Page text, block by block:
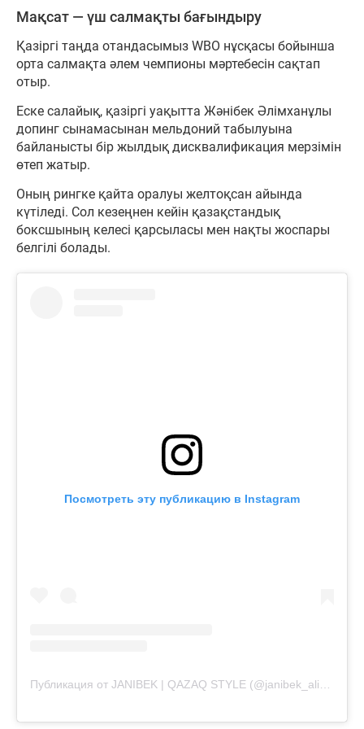
Мақсат — үш салмақты бағындыру
Қазіргі таңда отандасымыз WBO нұсқасы бойынша
орта салмақта әлем чемпионы мәртебесін сақтап
отыр.
Еске салайық, қазіргі уақытта Жәнібек Әлімханұлы
допинг сынамасынан мельдоний табылуына
байланысты бір жылдық дисквалификация мерзімін
өтеп жатыр.
Оның рингке қайта оралуы желтоқсан айында
күтіледі. Сол кезеңнен кейін қазақстандық
боксшының келесі қарсыласы мен нақты жоспары
белгілі болады.
Посмотреть эту публикацию в Instagram